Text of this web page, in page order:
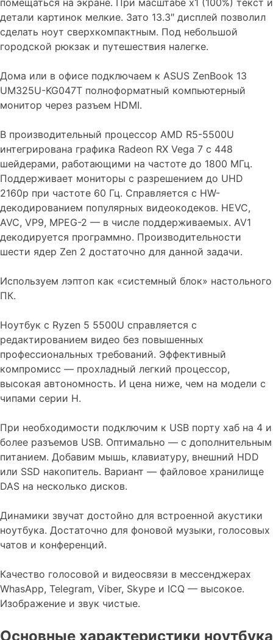
детали картинок мелкие. Зато 13.3″ дисплей позволил
сделать ноут сверхкомпактным. Под небольшой
городской рюкзак и путешествия налегке.
Дома или в офисе подключаем к ASUS ZenBook 13
UM325U-KG047T полноформатный компьютерный
монитор через разъем HDMI.
В производительный процессор AMD R5-5500U
интегрирована графика Radeon RX Vega 7 с 448
шейдерами, работающими на частоте до 1800 МГц.
Поддерживает мониторы с разрешением до UHD
2160p при частоте 60 Гц. Справляется с HW-
декодированием популярных видеокодеков. HEVC,
AVC, VP9, MPEG-2 — в числе поддерживаемых. AV1
декодируется программно. Производительности
шести ядер Zen 2 достаточно для данной задачи.
Используем лэптоп как «системный блок» настольного
ПК.
Ноутбук с Ryzen 5 5500U справляется с
редактированием видео без повышенных
профессиональных требований. Эффективный
компромисс — прохладный легкий процессор,
высокая автономность. И цена ниже, чем на модели с
чипами серии H.
При необходимости подключим к USB порту хаб на 4 и
более разъемов USB. Оптимально — с дополнительным
питанием. Добавим мышь, клавиатуру, внешний HDD
или SSD накопитель. Вариант — файловое хранилище
DAS на несколько дисков.
Динамики звучат достойно для встроенной акустики
ноутбука. Достаточно для фоновой музыки, голосовых
чатов и конференций.
Качество голосовой и видеосвязи в мессенджерах
WhasApp, Telegram, Viber, Skype и ICQ — высокое.
Изображение и звук чистые.
Основные характеристики ноутбука